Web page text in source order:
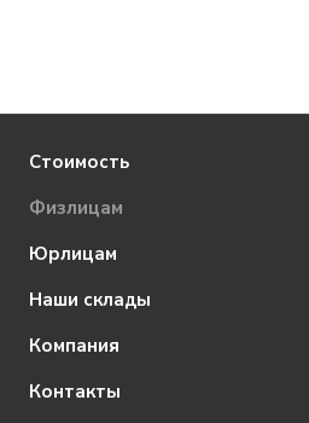
Стоимость
Физлицам
Юрлицам
Наши склады
Компания
Контакты